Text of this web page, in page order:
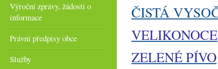
Výroční zprávy, žádosti o
informace
Právní předpisy obce
Služby
ČISTÁ
VELIKONOCE
ZELENÉ PÍVO